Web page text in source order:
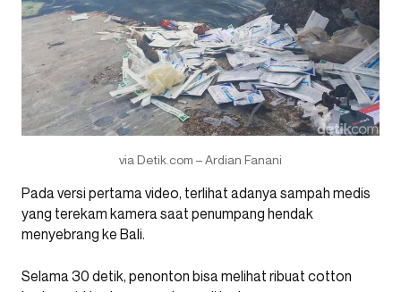
via Detik.com – Ardian Fanani
Pada versi pertama video, terlihat adanya sampah medis
yang terekam kamera saat penumpang hendak
menyebrang ke Bali.
Selama 30 detik, penonton bisa melihat ribuat cotton